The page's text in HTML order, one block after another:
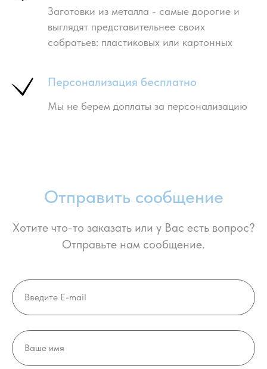
Заготовки из металла - самые дорогие и
выглядят представительнее своих
собратьев: пластиковых или картонных
Персонализация бесплатно
Мы не берем доплаты за персонализацию
Отправить сообщение
Хотите что-то заказать или у Вас есть вопрос?
Отправьте нам сообщение.